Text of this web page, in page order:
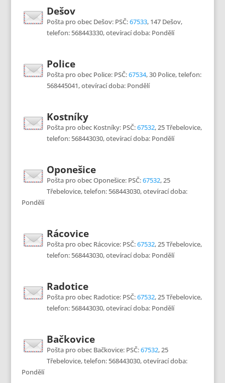
Dešov
Pošta pro obec Dešov: PSČ:67533, 147 Dešov,
telefon: 568443330, otevírací doba: Pondělí
Police
Pošta pro obec Police: PSČ:67534, 30 Police, telefon:
568445041, otevírací doba: Pondělí
Kostníky
Pošta pro obec Kostníky: PSČ:67532, 25 Třebelovice,
telefon: 568443030, otevírací doba: Pondělí
Oponešice
Pošta pro obec Oponešice: PSČ:67532, 25
Třebelovice, telefon: 568443030, otevírací doba:
Pondělí
Rácovice
Pošta pro obec Rácovice: PSČ:67532, 25 Třebelovice,
telefon: 568443030, otevírací doba: Pondělí
Radotice
Pošta pro obec Radotice: PSČ:67532, 25 Třebelovice,
telefon: 568443030, otevírací doba: Pondělí
Bačkovice
Pošta pro obec Bačkovice: PSČ:67532, 25
Třebelovice, telefon: 568443030, otevírací doba:
Pondělí